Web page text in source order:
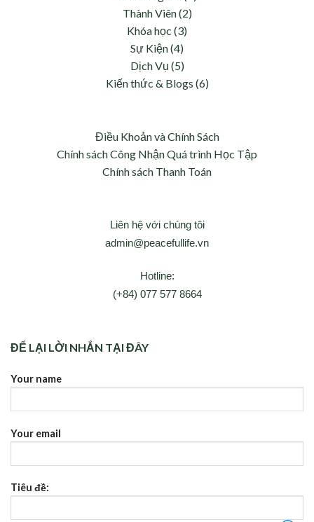
Thành Viên (2)
Khóa học (3)
Sự Kiện (4)
Dịch Vụ (5)
Kiến thức & Blogs (6)
Điều Khoản và Chính Sách
Chính sách Công Nhận Quá trình Học Tập
Chính sách Thanh Toán
Liên hệ với chúng tôi
admin@peacefullife.vn
Hotline:
(+84) 077 577 8664
ĐỂ LẠI LỜI NHẮN TẠI ĐÂY
Your name
Your email
Tiêu đề: